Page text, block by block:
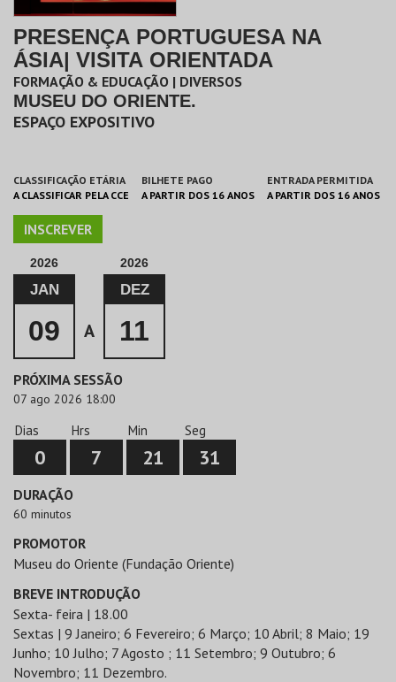
PRESENÇA PORTUGUESA NA
ÁSIA| VISITA ORIENTADA
FORMAÇÃO & EDUCAÇÃO | DIVERSOS
MUSEU DO ORIENTE.
ESPAÇO EXPOSITIVO
CLASSIFICAÇÃO ETÁRIA
A CLASSIFICAR PELA CCE
BILHETE PAGO
A PARTIR DOS 16 ANOS
ENTRADA PERMITIDA
A PARTIR DOS 16 ANOS
INSCREVER
2026
JAN
09 A
2026
DEZ
11
PRÓXIMA SESSÃO
07 ago 2026 18:00
Dias
0
Hrs
7
Min
21
Seg
31
DURAÇÃO
60 minutos
PROMOTOR
Museu do Oriente (Fundação Oriente)
BREVE INTRODUÇÃO
Sexta- feira | 18.00
Sextas | 9 Janeiro; 6 Fevereiro; 6 Março; 10 Abril; 8 Maio; 19
Junho; 10 Julho; 7 Agosto ; 11 Setembro; 9 Outubro; 6
Novembro; 11 Dezembro.